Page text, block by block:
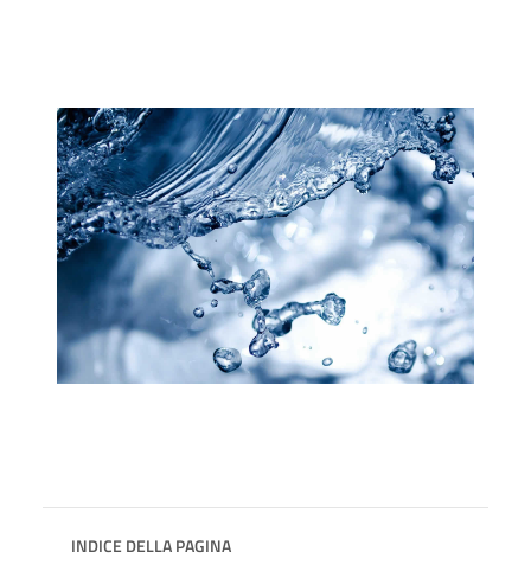
INDICE DELLA PAGINA